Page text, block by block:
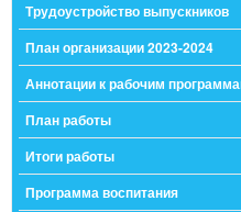
Трудоустройство выпускников
План организации 2023-2024
Аннотации к рабочим
План работы
Итоги работы
Программа воспитания